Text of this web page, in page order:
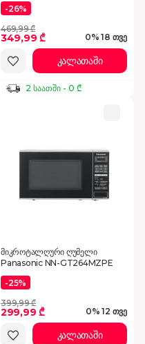
-26%
469,99 ₾
349,99 ₾ 0% 18 თვე
2 საათში - 0 ₾
კალათაში
მიკროტალღური ღუმელი
Panasonic NN-GT264MZPE
-25%
399,99 ₾
299,99 ₾ 0% 12 თვე
კალათაში